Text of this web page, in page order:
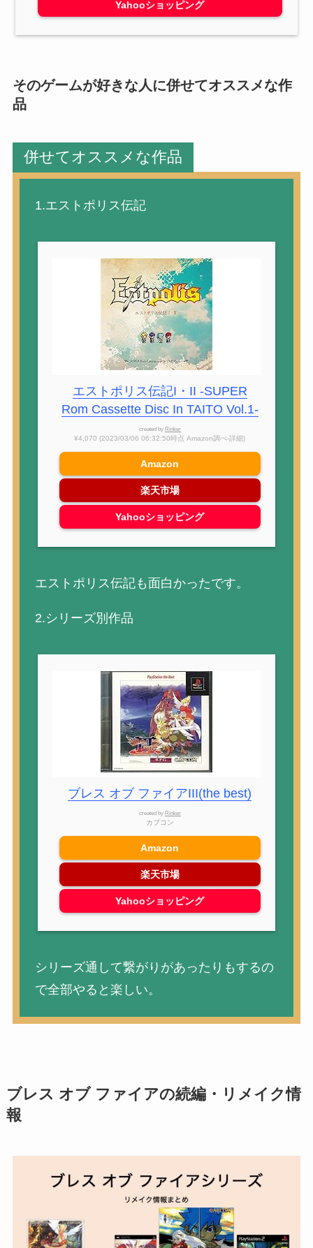
Yahooショッピング
そのゲームが好きな人に併せてオススメな作
品
併せてオススメな作品
1.エストポリス伝記
エストポリス伝記I・II -SUPER
Rom Cassette Disc In TAITO Vol.1-
created by Rinker
¥4,070 (2023/03/06 06:32:50時点 Amazon調べ-詳細)
Amazon
楽天市場
Yahooショッピング
エストポリス伝記も面白かったです。
2.シリーズ別作品
ブレス オブ ファイアIII(the best)
created by Rinker
カプコン
Amazon
楽天市場
Yahooショッピング
シリーズ通して繋がりがあったりもするの
で全部やると楽しい。
ブレス オブ ファイアの続編・リメイク情
報